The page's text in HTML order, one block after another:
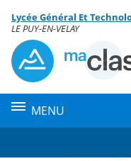
Menu de la rubrique
Contenu
Lycée Général Et
LE PUY-EN-VELAY
MENU